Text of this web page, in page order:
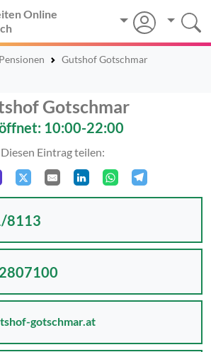
Online
Pensionen
Gutshof Gotschmar
Gotschmar
10:00-22:00
Diesen Eintrag teilen:
8113
gotschmar.at